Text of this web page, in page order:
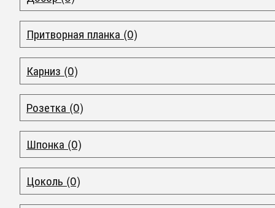
Притворная планка (0)
Карниз (0)
Розетка (0)
Шпонка (0)
Цоколь (0)